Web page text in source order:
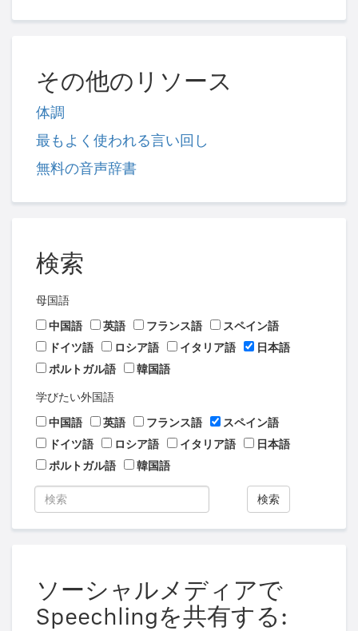
その他のリソース
体調
最もよく使われる言い回し
無料の音声辞書
検索
母国語
中国語
英語 フランス語
スペイン語
ドイツ語
ロシア語 イタリア語
日本語
ポルトガル語
韓国語
学びたい外国語
中国語
英語 フランス語
スペイン語
ドイツ語
ロシア語 イタリア語
日本語
ポルトガル語
韓国語
検索
ソーシャルメディアで
Speechlingを共有する: